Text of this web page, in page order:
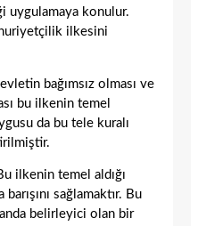
uygulamaya konulur.
ilkesini
bağımsız olması ve
bu ilkenin temel
da bu tele kuralı
ilkenin temel aldığı
sağlamaktır. Bu
belirleyici olan bir